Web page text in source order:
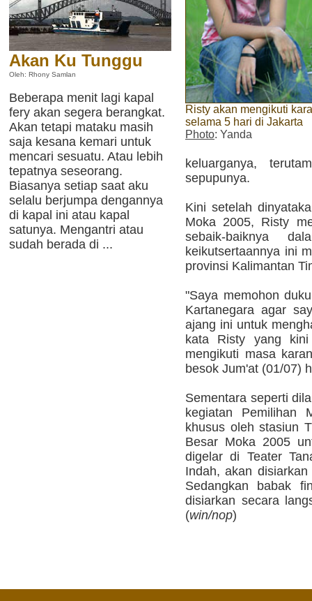
Akan Ku Tunggu
Oleh: Rhony Samlan
Beberapa menit lagi kapal
fery akan segera berangkat.
Akan tetapi mataku masih
saja kesana kemari untuk
mencari sesuatu. Atau lebih
tepatnya seseorang.
Biasanya setiap saat aku
selalu berjumpa dengannya
di kapal ini atau kapal
satunya. Mengantri atau
sudah berada di ...
Risty akan mengikuti
selama 5 hari di Jakarta
Photo: Yanda
keluarganya,
sepupunya.
Kini setelah
Moka 2005, Risty
sebaik-baiknya
keikutsertaannya ini
provinsi Kalimantan
"Saya memohon
Kartanegara agar
ajang ini untuk
kata Risty yang
mengikuti masa
besok Jum'at (01/07)
Sementara seperti
kegiatan Pemilihan
khusus oleh stasiun
Besar Moka 2005
digelar di Teater
Indah, akan
Sedangkan babak
disiarkan secara
(win/nop)